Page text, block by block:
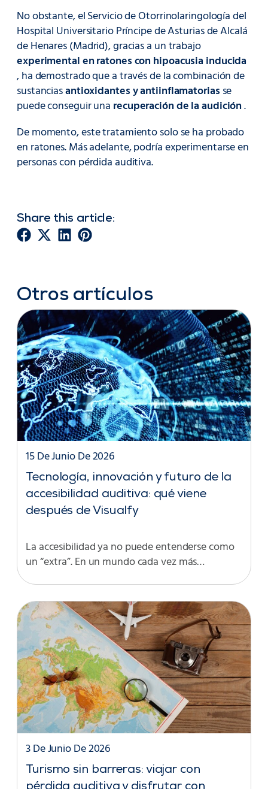
No obstante, el Servicio de Otorrinolaringología del
Hospital Universitario Príncipe de Asturias de Alcalá
de Henares (Madrid), gracias a un trabajo
experimental en ratones con hipoacusia inducida
, ha demostrado que a través de la combinación de
sustanciasantioxidantes y antiinflamatorias se
puede conseguir una recuperación de la audición.
De momento, este tratamiento solo se ha probado
en ratones. Más adelante, podría experimentarse en
personas con pérdida auditiva.
Share this article:
Otros artículos
Tecnología, innovación y futuro de la
accesibilidad auditiva: qué viene
después de Visualfy
15 De Junio De 2026
La accesibilidad ya no puede entenderse como
un “extra”. En un mundo cada vez más…
Turismo sin barreras: viajar con
3 De Junio De 2026